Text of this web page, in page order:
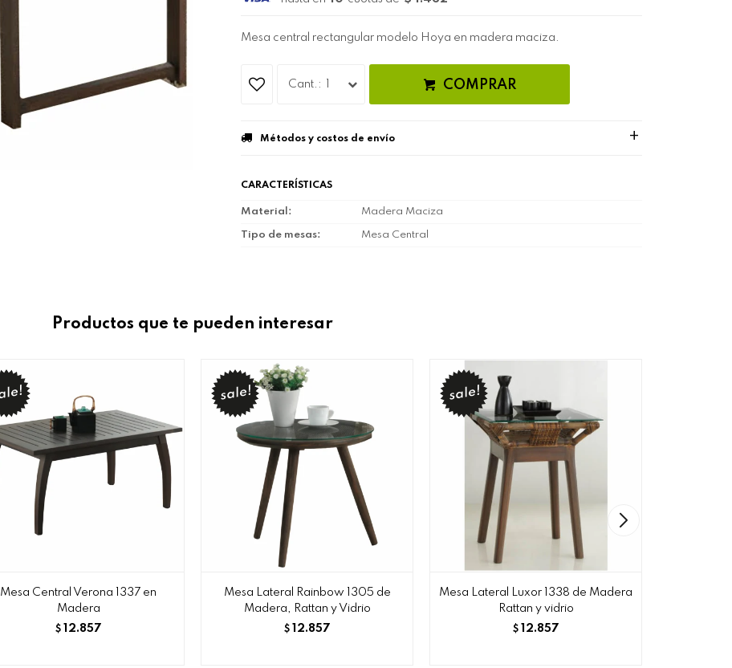
Mesa central rectangular modelo Hoya en madera maciza.
COMPRAR
Métodos y costos de envío
CARACTERÍSTICAS
Material Madera Maciza
Tipo de mesas Mesa Central
Productos que te pueden interesar
Mesa Central Verona 1337 en
Madera
$ 12.857
Mesa Lateral Rainbow 1305 de
Madera, Rattan y Vidrio
$ 12.857
Mesa Lateral Luxor 1338 de Madera
Rattan y vidrio
$ 12.857